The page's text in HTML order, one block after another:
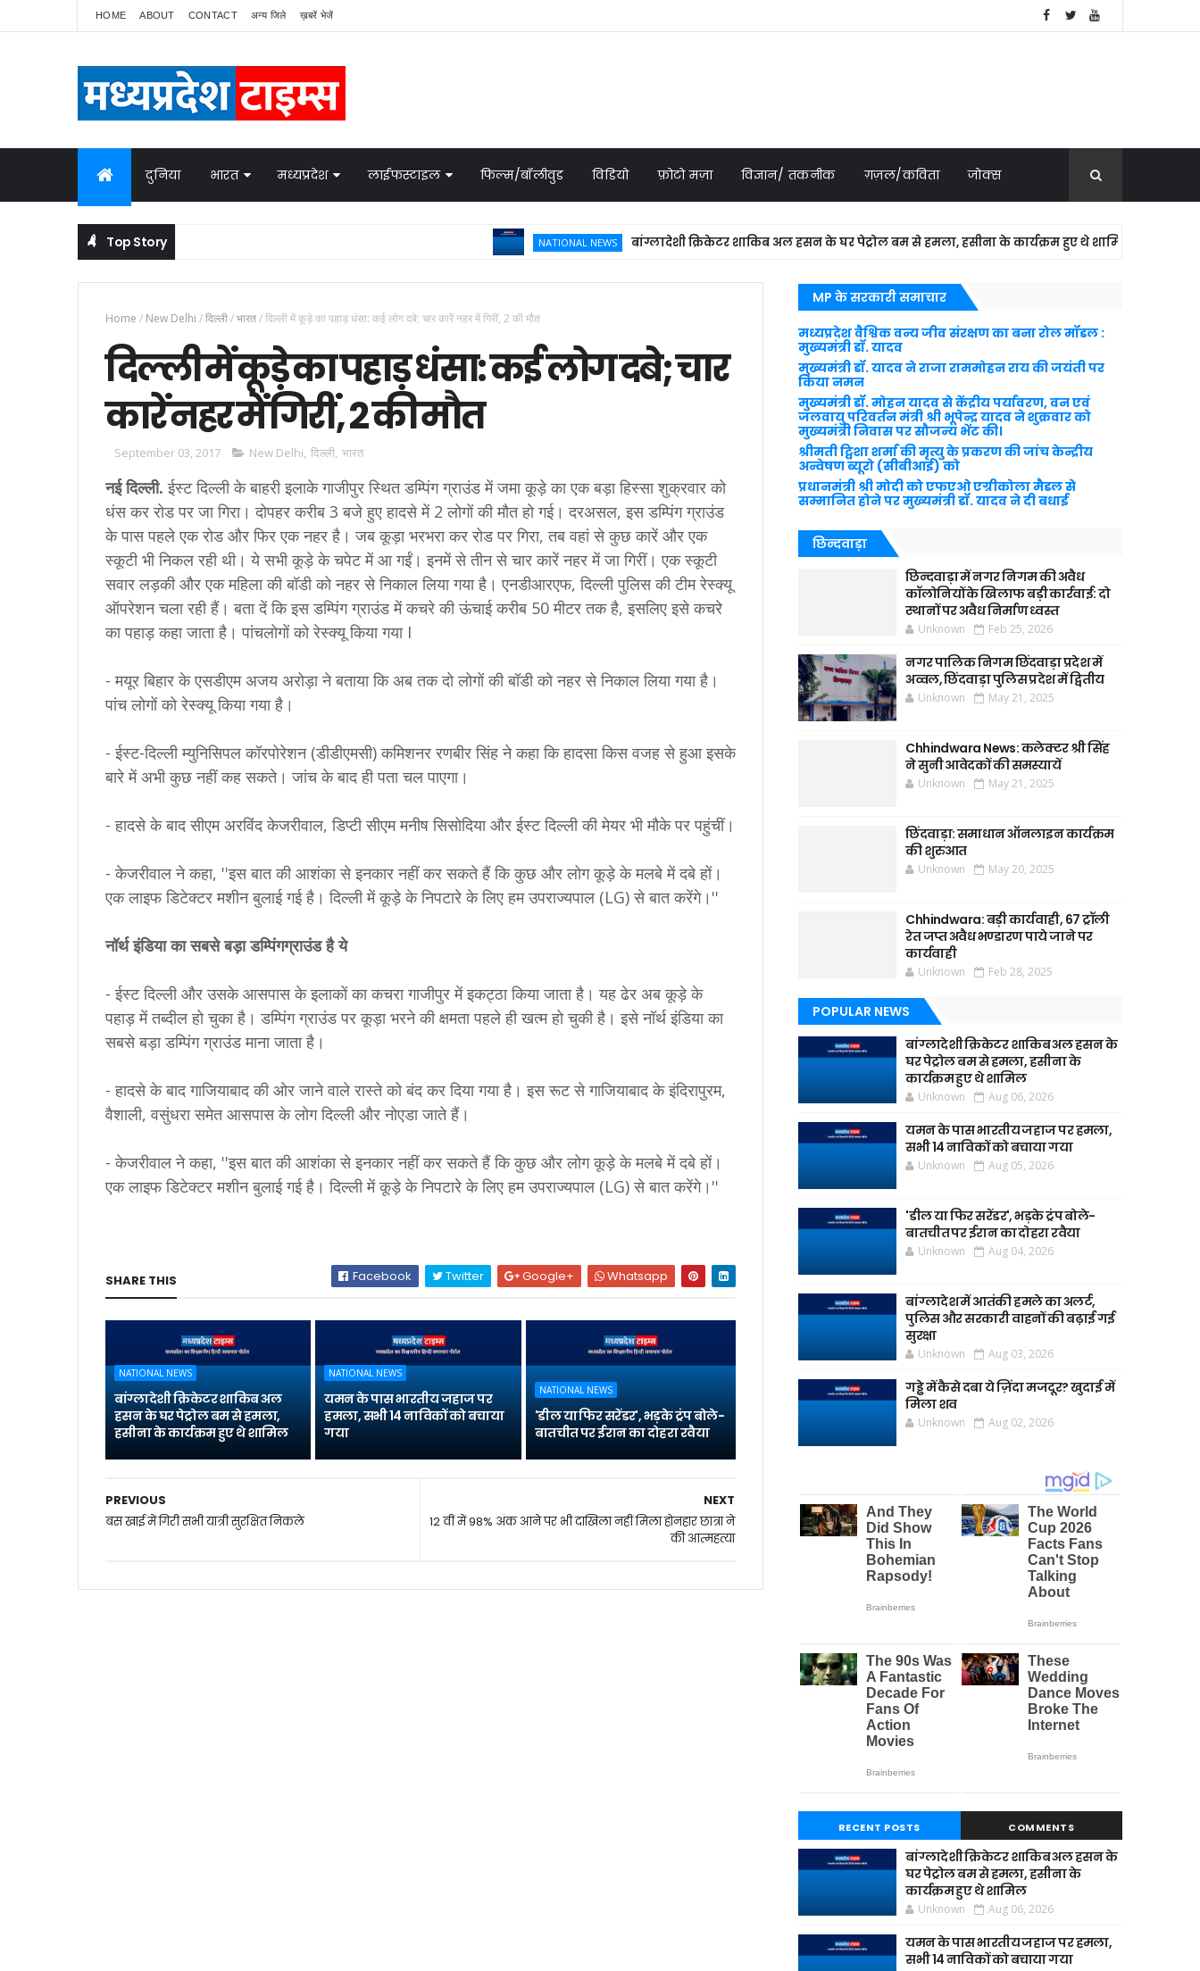
HOME ABOUT CONTACT अन्य जिले ख़बरें भेजें
दुनिया भारत मध्यप्रदेश लाईफस्टाइल फिल्म/बॉलीवुड विडियो फ़ोटो मज़ा विज्ञान/ तकनीक ग़ज़ल/कविता जोक्स
Top Story NATIONAL NEWS बांग्लादेशी क्रिकेटर शाकिब अल हसन के घर पेट्रोल बम से हमला, हसीना के कार्यक्रम हुए थे शामिल
Home / New Delhi /दिल्ली/भारत/दिल्ली में कूड़े का पहाड़ धंसा: कई लोग दबे; चार कारें नहर में गिरीं, 2 की मौत
दिल्ली में कूड़े का पहाड़ धंसा: कई लोग दबे; चार
कारें नहर में गिरीं, 2 की मौत
September 03, 2017 New Delhi, दिल्ली, भारत
नई दिल्ली.ईस्ट दिल्ली के बाहरी इलाके गाजीपुर स्थित डम्पिंग ग्राउंड में जमा कूड़े का एक बड़ा हिस्सा शुक्रवार को
धंस कर रोड पर जा गिरा। दोपहर करीब 3 बजे हुए हादसे में 2 लोगों की मौत हो गई। दरअसल, इस डम्पिंग ग्राउंड
के पास पहले एक रोड और फिर एक नहर है। जब कूड़ा भरभरा कर रोड पर गिरा, तब वहां से कुछ कारें और एक
स्कूटी भी निकल रही थी। ये सभी कूड़े के चपेट में आ गईं। इनमें से तीन से चार कारें नहर में जा गिरीं। एक स्कूटी
सवार लड़की और एक महिला की बॉडी को नहर से निकाल लिया गया है। एनडीआरएफ, दिल्ली पुलिस की टीम रेस्क्यू
ऑपरेशन चला रही हैं। बता दें कि इस डम्पिंग ग्राउंड में कचरे की ऊंचाई करीब 50 मीटर तक है, इसलिए इसे कचरे
का पहाड़ कहा जाता है। पांचलोगों को रेस्क्यू किया गया I
- मयूर बिहार के एसडीएम अजय अरोड़ा ने बताया कि अब तक दो लोगों की बॉडी को नहर से निकाल लिया गया है।
पांच लोगों को रेस्क्यू किया गया है।
- ईस्ट-दिल्ली म्युनिसिपल कॉरपोरेशन (डीडीएमसी) कमिशनर रणबीर सिंह ने कहा कि हादसा किस वजह से हुआ इसके
बारे में अभी कुछ नहीं कह सकते। जांच के बाद ही पता चल पाएगा।
- हादसे के बाद सीएम अरविंद केजरीवाल, डिप्टी सीएममनीष सिसोदियाऔर ईस्ट दिल्ली की मेयर भी मौके पर पहुंचीं।
- केजरीवाल ने कहा, ''इस बात की आशंका से इनकार नहीं कर सकते हैं कि कुछ और लोग कूड़े के मलबे में दबे हों।
एक लाइफ डिटेक्टर मशीन बुलाई गई है। दिल्ली में कूड़े के निपटारे के लिए हम उपराज्यपाल (LG) से बात करेंगे।''
नॉर्थ इंडिया का सबसे बड़ा डम्पिंगग्राउंड है ये
- ईस्ट दिल्ली और उसके आसपास के इलाकों का कचरा गाजीपुर में इकट्ठा किया जाता है। यह ढेर अब कूड़े के
पहाड़ में तब्दील हो चुका है। डम्पिंग ग्राउंड पर कूड़ा भरने की क्षमता पहले ही खत्म हो चुकी है। इसे नॉर्थ इंडिया का
सबसे बड़ा डम्पिंग ग्राउंड माना जाता है।
- हादसे के बाद गाजियाबाद की ओर जाने वाले रास्ते को बंद कर दिया गया है। इस रूट से गाजियाबाद के इंदिरापुरम,
वैशाली, वसुंधरा समेत आसपास के लोग दिल्ली और नोएडा जाते हैं।
- केजरीवाल ने कहा, ''इस बात की आशंका से इनकार नहीं कर सकते हैं कि कुछ और लोग कूड़े के मलबे में दबे हों।
एक लाइफ डिटेक्टर मशीन बुलाई गई है। दिल्ली में कूड़े के निपटारे के लिए हम उपराज्यपाल (LG) से बात करेंगे।''
SHARE THIS Facebook Twitter Google+ Whatsapp
NATIONAL NEWS
बांग्लादेशी क्रिकेटर शाकिब अल
हसन के घर पेट्रोल बम से हमला,
हसीना के कार्यक्रम हुए थे शामिल
NATIONAL NEWS
यमन के पास भारतीय जहाज पर
हमला, सभी 14 नाविकों को बचाया
गया
NATIONAL NEWS
'डील या फिर सरेंडर', भड़के ट्रंप बोले-
बातचीत पर ईरान का दोहरा रवैया
NEXT
12 वीं में 98% अंक आने पर भी दाखिला नहीं मिला होनहार छात्रा ने
की आत्महत्या
PREVIOUS
बस खाई में गिरी सभी यात्री सुरक्षित निकले
MP के सरकारी समाचार
मध्यप्रदेश वैश्विक वन्य जीव संरक्षण का बना रोल मॉडल :
मुख्यमंत्री डॉ. यादव
मुख्यमंत्री डॉ. यादव ने राजा राममोहन राय की जयंती पर
किया नमन
मुख्यमंत्री डॉ. मोहन यादव से केंद्रीय पर्यावरण, वन एवं
जलवायु परिवर्तन मंत्री श्री भूपेन्द्र यादव ने शुक्रवार को
मुख्यमंत्री निवास पर सौजन्य भेंट की।
श्रीमती ट्विशा शर्मा की मृत्यु के प्रकरण की जांच केन्द्रीय
अन्वेषण ब्यूरो (सीबीआई) को
प्रधानमंत्री श्री मोदी को एफएओ एग्रीकोला मैडल से
सम्मानित होने पर मुख्यमंत्री डॉ. यादव ने दी बधाई
छिन्दवाड़ा
छिन्दवाड़ा में नगर निगम की अवैध
कॉलोनियों के खिलाफ बड़ी कार्रवाई: दो
स्थानों पर अवैध निर्माण ध्वस्त
Unknown Feb 25, 2026
नगर पालिक निगम छिंदवाड़ा प्रदेश में
अव्वल, छिंदवाड़ा पुलिस प्रदेश में द्वितीय
Unknown May 21, 2025
Chhindwara News: कलेक्टर श्री सिंह
ने सुनी आवेदकों की समस्यायें
Unknown May 21, 2025
छिंदवाड़ा: समाधान ऑनलाइन कार्यक्रम
की शुरुआत
Unknown May 20, 2025
Chhindwara: बड़ी कार्यवाही, 67 ट्रॉली
रेत जप्त अवैध भण्डारण पाये जाने पर
कार्यवाही
Unknown Feb 28, 2025
POPULAR NEWS
बांग्लादेशी क्रिकेटर शाकिब अल हसन के
घर पेट्रोल बम से हमला, हसीना के
कार्यक्रम हुए थे शामिल
Unknown Aug 06, 2026
यमन के पास भारतीय जहाज पर हमला,
सभी 14 नाविकों को बचाया गया
Unknown Aug 05, 2026
'डील या फिर सरेंडर', भड़के ट्रंप बोले-
बातचीत पर ईरान का दोहरा रवैया
Unknown Aug 04, 2026
बांग्लादेश में आतंकी हमले का अलर्ट,
पुलिस और सरकारी वाहनों की बढ़ाई गई
सुरक्षा
Unknown Aug 03, 2026
गड्ढे में कैसे दबा ये ज़िंदा मजदूर? खुदाई में
मिला शव
Unknown Aug 02, 2026
RECENT POSTS COMMENTS
बांग्लादेशी क्रिकेटर शाकिब अल हसन के
घर पेट्रोल बम से हमला, हसीना के
कार्यक्रम हुए थे शामिल
Unknown Aug 06, 2026
यमन के पास भारतीय जहाज पर हमला,
सभी 14 नाविकों को बचाया गया